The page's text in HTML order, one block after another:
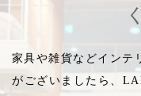
家具や雑貨などインテ
がございましたら、